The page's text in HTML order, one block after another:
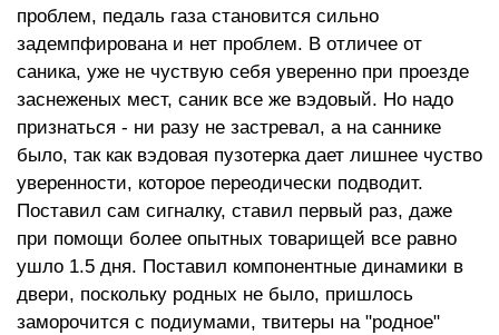
проблем, педаль газа становится сильно
задемпфирована и нет проблем. В отличее от
саника, уже не чуствую себя уверенно при проезде
заснеженых мест, саник все же вэдовый. Но надо
признаться - ни разу не застревал, а на саннике
было, так как вэдовая пузотерка дает лишнее чуство
уверенности, которое переодически подводит.
Поставил сам сигналку, ставил первый раз, даже
при помощи более опытных товарищей все равно
ушло 1.5 дня. Поставил компонентные динамики в
двери, поскольку родных не было, пришлось
заморочится с подиумами, твитеры на "родное"